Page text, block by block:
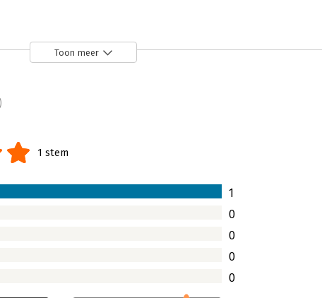
- ‘Eerlijke, wijze, bruikbare aanpak’
waarna je anderen kunt meenemen, als een
leerde haar dat een verandering van onderaf, uit mensen zelf,
slagen heeft. In zeven lessen laat ze zien hoe je jouw
Toon meer
1 stem
1
0
0
0
0